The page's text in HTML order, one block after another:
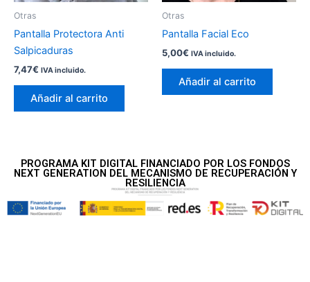
Otras
Pantalla Protectora Anti
Salpicaduras
7,47€ IVA incluido.
Añadir al carrito
Otras
Pantalla Facial Eco
5,00€ IVA incluido.
Añadir al carrito
PROGRAMA KIT DIGITAL FINANCIADO POR LOS FONDOS
NEXT GENERATION DEL MECANISMO DE RECUPERACIÓN Y
RESILIENCIA